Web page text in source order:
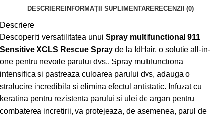
DESCRIERE INFORMAȚII SUPLIMENTARE RECENZII (0)
Descriere
Descoperiti versatilitatea unui Spray multifunctional 911
Sensitive XCLS Rescue Spray de la IdHair, o solutie all-in-
one pentru nevoile parului dvs.. Spray multifunctional
intensifica si pastreaza culoarea parului dvs, adauga o
stralucire incredibila si elimina efectul antistatic. Infuzat cu
keratina pentru rezistenta parului si ulei de argan pentru
combaterea incretirii, va protejeaza, de asemenea, parul de